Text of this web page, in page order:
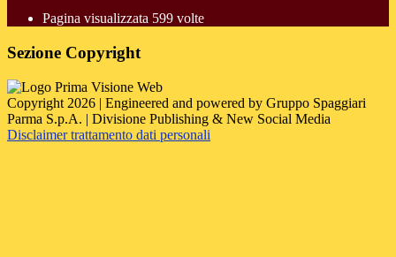
Pagina visualizzata 599 volte
Sezione Copyright
Copyright 2026 | Engineered and powered by Gruppo Spaggiari
Parma S.p.A. | Divisione Publishing & New Social Media
Disclaimer trattamento dati personali